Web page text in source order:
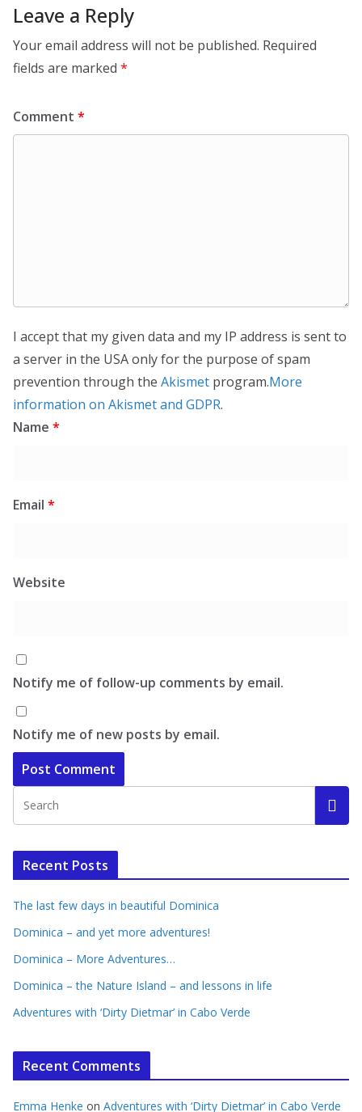
Leave a Reply
Your email address will not be published. Required
fields are marked *
Comment *
I accept that my given data and my IP address is sent to
a server in the USA only for the purpose of spam
prevention through the Akismet program.More
information on Akismet and GDPR.
Name *
Email *
Website
Notify me of follow-up comments by email.
Notify me of new posts by email.
Recent Posts
The last few days in beautiful Dominica
Dominica – and yet more adventures!
Dominica – More Adventures…
Dominica – the Nature Island – and lessons in life
Adventures with ‘Dirty Dietmar’ in Cabo Verde
Recent Comments
Emma Henke on Adventures with ‘Dirty Dietmar’ in Cabo Verde